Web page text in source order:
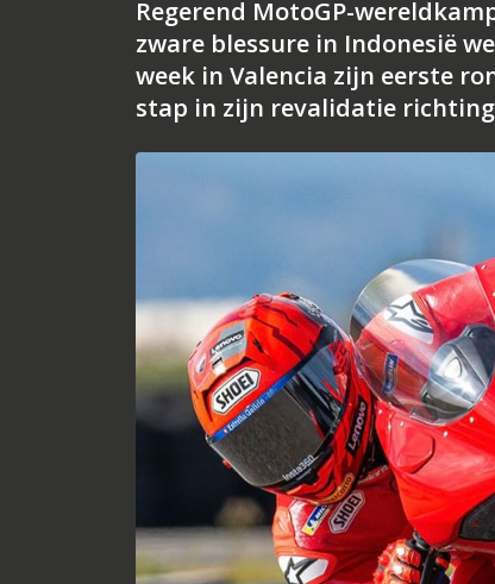
Regerend MotoGP-
zware blessure in Indonesië
week in Valencia zijn eerste
stap in zijn revalidatie